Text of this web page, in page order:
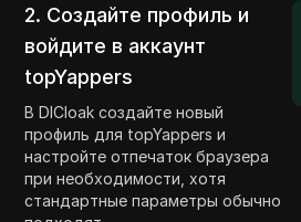
2. Создайте профиль и
войдите в аккаунт
topYappers
В DICloak создайте новый
профиль для topYappers и
настройте отпечаток браузера
при необходимости, хотя
стандартные параметры обычно